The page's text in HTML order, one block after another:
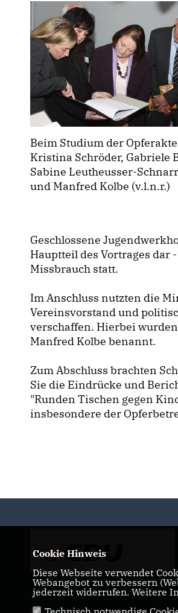
Beim Studium der
Kristina Schröder, Gabriele
Sabine Leutheusser-
und Manfred Kolbe (v.l.n.r.)
Geschlossene
Hauptteil des Vortrages dar
Missbrauch statt.
Im Anschluss nutzten die
Vereinsvorstand und
verschaffen. Hierbei
Manfred Kolbe benannt.
Zum Abschluss brachten
Sie die Eindrücke und
"Runden Tischen gegen
insbesondere der
Cookie Hinweis
Diese Webseite verwendet
Webangebot zu verbessern
jederzeit widerrufen. Weitere